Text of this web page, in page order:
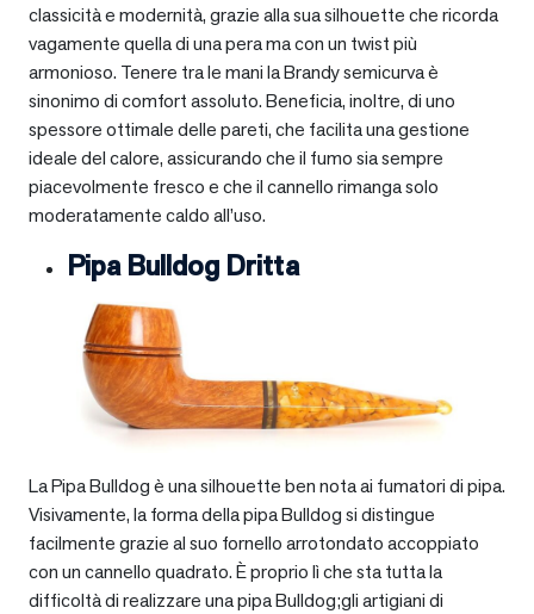
classicità e modernità, grazie alla sua silhouette che ricorda
vagamente quella di una pera ma con un twist più
armonioso. Tenere tra le mani la Brandy semicurva è
sinonimo di comfort assoluto. Beneficia, inoltre, di uno
spessore ottimale delle pareti, che facilita una gestione
ideale del calore, assicurando che il fumo sia sempre
piacevolmente fresco e che il cannello rimanga solo
moderatamente caldo all’uso.
Pipa Bulldog Dritta
La Pipa Bulldog è una silhouette ben nota ai fumatori di pipa.
Visivamente, la forma della pipa Bulldog si distingue
facilmente grazie al suo fornello arrotondato accoppiato
con un cannello quadrato. È proprio lì che sta tutta la
difficoltà di realizzare una pipa Bulldog;gli artigiani di